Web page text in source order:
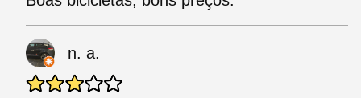
n. a.